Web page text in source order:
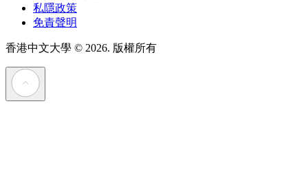
私隱政策
免責聲明
香港中文大學 © 2026. 版權所有